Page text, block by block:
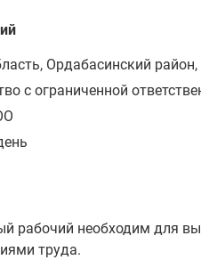
Ордабасинский
с ограниченной
рабочий необходим для
труда.